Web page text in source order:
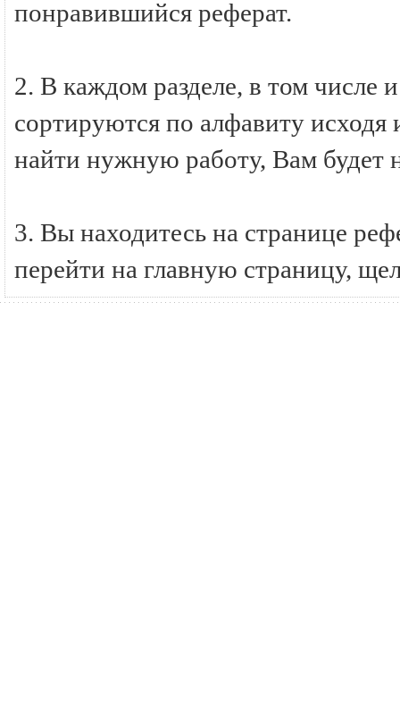
понравившийся реферат.
2. В каждом разделе, в том числе
сортируются по алфавиту исходя
найти нужную работу, Вам будет
3. Вы находитесь на странице
перейти на главную страницу,